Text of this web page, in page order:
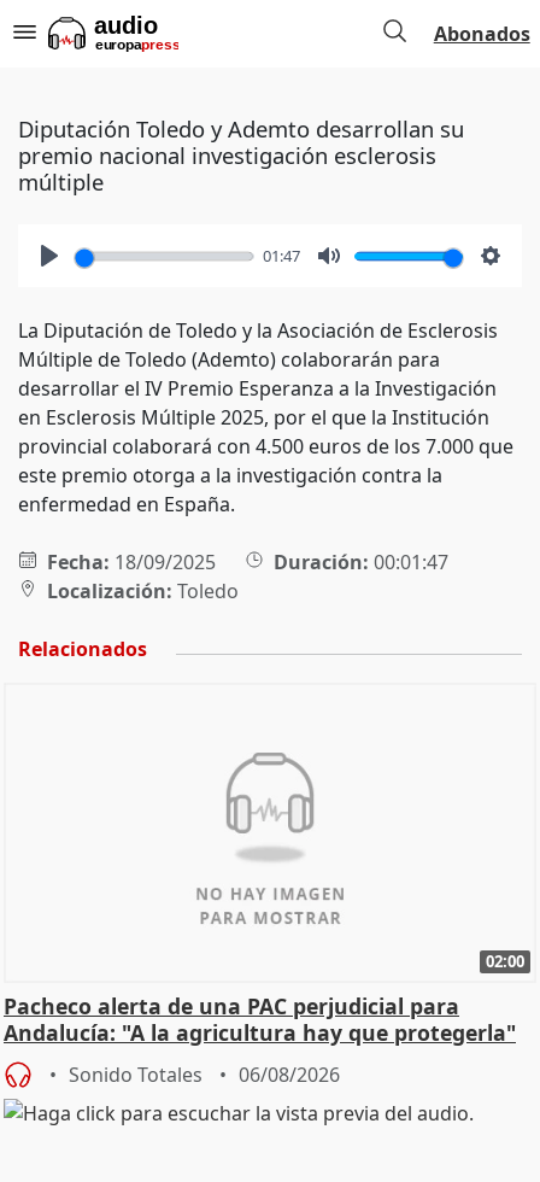
Abonados
Diputación Toledo y Ademto desarrollan su
premio nacional investigación esclerosis
múltiple
01:47
La Diputación de Toledo y la Asociación de Esclerosis
Múltiple de Toledo (Ademto) colaborarán para
desarrollar el IV Premio Esperanza a la Investigación
en Esclerosis Múltiple 2025, por el que la Institución
provincial colaborará con 4.500 euros de los 7.000 que
este premio otorga a la investigación contra la
enfermedad en España.
Fecha: 18/09/2025 Duración: 00:01:47
Localización: Toledo
Relacionados
02:00
Pacheco alerta de una PAC perjudicial para
Andalucía: "A la agricultura hay que protegerla"
Sonido Totales 06/08/2026